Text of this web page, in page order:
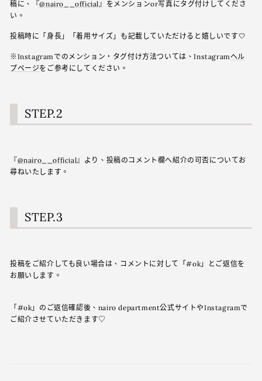
稿に、
『@nairo__official 』 をメンションor写真にタグ付けしてくださ
い。
投稿時に「身長」「着用サイズ」も記載していただけると嬉しいです🤍
※Instagramでのメンション・タグ付け方法ついては、Instagram ヘル
プページをご参考にしてください。
STEP.2
『@nairo__official』より、投稿のコメント欄へ紹介の可否についてお
尋ねいたします。
STEP.3
投稿をご紹介しても良い場合は、コメントに対して「#ok」とご返信を
お願いします。
「#ok」のご返信確認後、nairo department公式サイトやInstagramで
ご紹介させていただきます♡